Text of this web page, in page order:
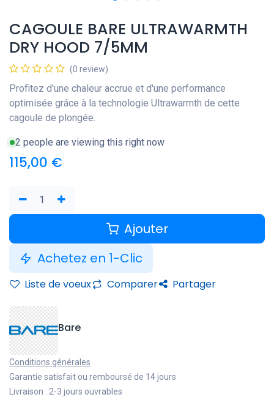
CAGOULE BARE ULTRAWARMTH
DRY HOOD 7/5MM
(0 review)
Profitez d'une chaleur accrue et d'une performance
optimisée grâce à la technologie Ultrawarmth de cette
cagoule de plongée.
2 people are viewing this right now
115,00 €
Ajouter
Achetez en 1-Clic
Liste de voeux Comparer Partager
Bare
Conditions générales
Garantie satisfait ou remboursé de 14 jours
Livraison : 2-3 jours ouvrables